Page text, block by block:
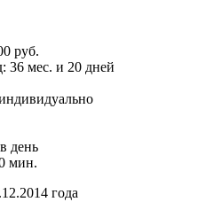
руб.
36 мес. и 20 дней
день
мин.
года